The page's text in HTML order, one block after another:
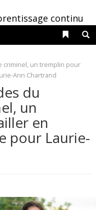
continu
Liens
criminel, un tremplin pour
Ann Chartrand
du
un
en
pour Laurie-